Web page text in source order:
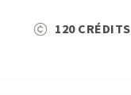
120 CRÉDITS